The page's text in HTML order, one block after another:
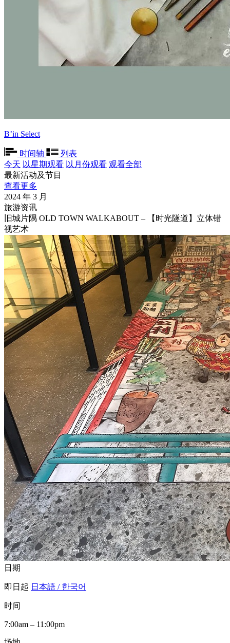
B’in Select
时间轴
列表
今天 以星期观看 以月份观看 观看全部
最新活动及节目
查看更多
2024 年 3 月
旅游资讯
旧城片隅 OLD TOWN WALKABOUT – 【时光隧道】立体错
视艺术
日期
即日起 日本語 / 한국어
时间
7:00am – 11:00pm